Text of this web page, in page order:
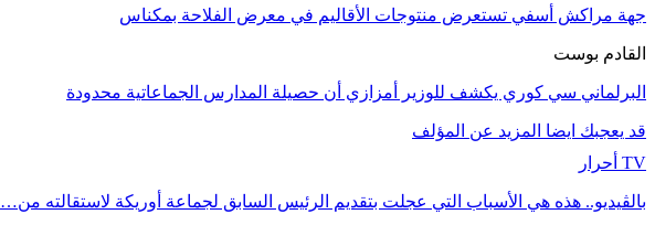
جهة مراكش أسفي تستعرض منتوجات الأقاليم في معرض الفلاحة بمكناس
القادم بوست
البرلماني سي كوري يكشف للوزير أمزازي أن حصيلة المدارس الجماعاتية محدودة
قد يعجبك ايضا المزيد عن المؤلف
TV أحرار
بالڤيديو.. هذه هي الأسباب التي عجلت بتقديم الرئيس السابق لجماعة أوريكة لاستقالته من…